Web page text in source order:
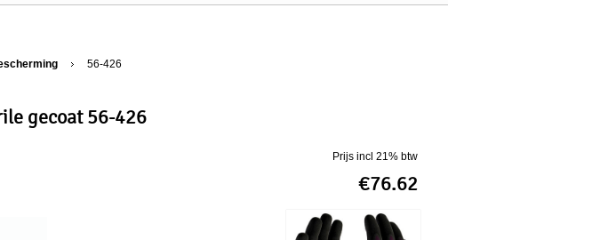
56-426
gecoat 56-426
Prijs incl 21% btw
€76.62